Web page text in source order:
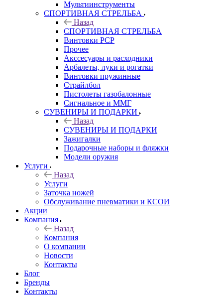
Мультиинструменты
СПОРТИВНАЯ СТРЕЛЬБА
Назад
СПОРТИВНАЯ СТРЕЛЬБА
Винтовки PCP
Прочее
Акссесуары и расходники
Арбалеты, луки и рогатки
Винтовки пружинные
Страйлбол
Пистолеты газобалонные
Сигнальное и ММГ
СУВЕНИРЫ И ПОДАРКИ
Назад
СУВЕНИРЫ И ПОДАРКИ
Зажигалки
Подарочные наборы и фляжки
Модели оружия
Услуги
Назад
Услуги
Заточка ножей
Обслуживание пневматики и КСОИ
Акции
Компания
Назад
Компания
О компании
Новости
Контакты
Блог
Бренды
Контакты